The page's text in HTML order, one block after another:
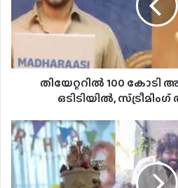
തിയേറ്ററിൽ 100 കോടി
ഒടിടിയിൽ,